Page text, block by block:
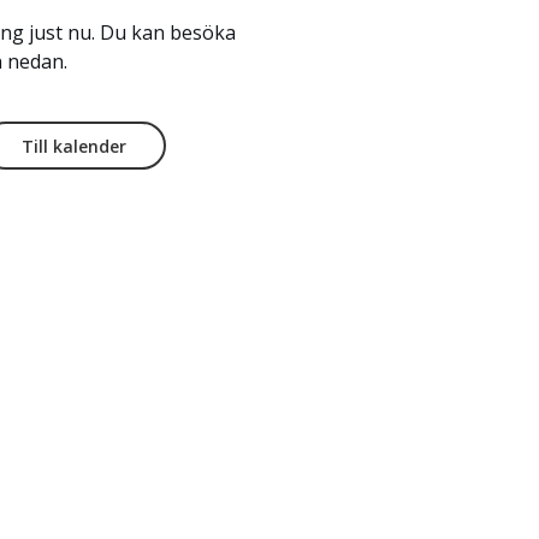
just nu. Du kan besöka
Till kalender